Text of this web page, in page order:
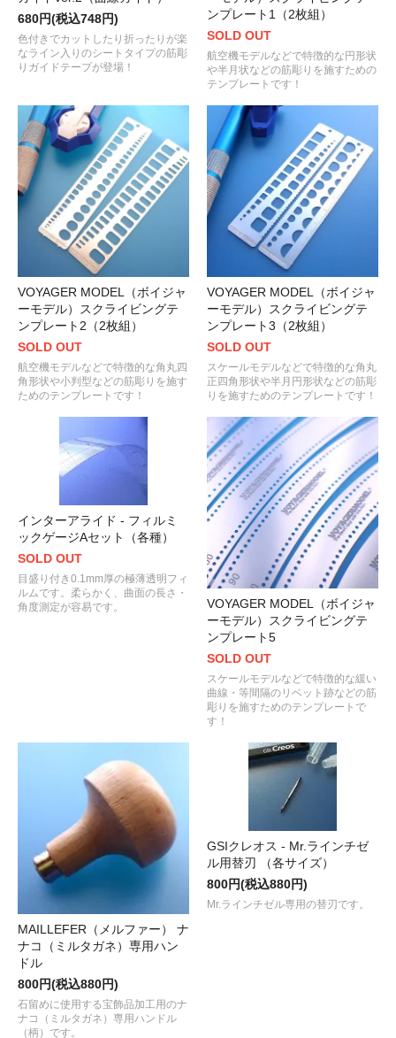
680円(税込748円)
色付きでカットしたり折ったりが楽
なライン入りのシートタイプの筋彫
りガイドテープが登場！
ンプレート1（2枚組）
SOLD OUT
航空機モデルなどで特徴的な円形状
や半月状などの筋彫りを施すための
テンプレートです！
VOYAGER MODEL（ボイジャ
ーモデル）スクライビングテ
ンプレート2（2枚組）
SOLD OUT
航空機モデルなどで特徴的な角丸四
角形状や小判型などの筋彫りを施す
ためのテンプレートです！
VOYAGER MODEL（ボイジャ
ーモデル）スクライビングテ
ンプレート3（2枚組）
SOLD OUT
スケールモデルなどで特徴的な角丸
正四角形状や半月円形状などの筋彫
りを施すためのテンプレートです！
インターアライド - フィルミ
ックゲージAセット（各種）
SOLD OUT
目盛り付き0.1mm厚の極薄透明フィ
ルムです。柔らかく、曲面の長さ・
角度測定が容易です。
VOYAGER MODEL（ボイジャ
ーモデル）スクライビングテ
ンプレート5
SOLD OUT
スケールモデルなどで特徴的な緩い
曲線・等間隔のリベット跡などの筋
彫りを施すためのテンプレートで
す！
MAILLEFER（メルファー） ナ
ナコ（ミルタガネ）専用ハン
ドル
800円(税込880円)
石留めに使用する宝飾品加工用のナ
ナコ（ミルタガネ）専用ハンドル
（柄）です。
GSIクレオス - Mr.ラインチゼ
ル用替刃 （各サイズ）
800円(税込880円)
Mr.ラインチゼル専用の替刃です。